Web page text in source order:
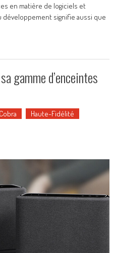
en matière de logiciels et
signifie aussi que
gamme d’enceintes
Haute-Fidélité